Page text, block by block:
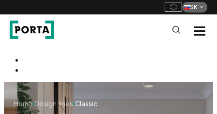
SK
Home Design lines Classic